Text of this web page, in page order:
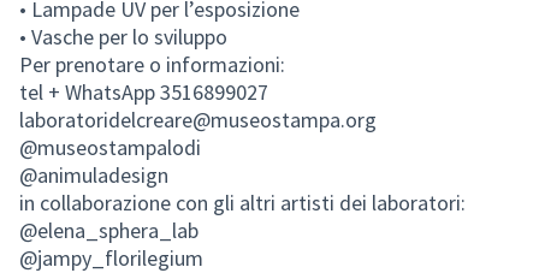
• Lampade UV per l’esposizione
• Vasche per lo sviluppo
Per prenotare o informazioni:
tel + WhatsApp 3516899027
laboratoridelcreare@museostampa.org
@museostampalodi
@animuladesign
in collaborazione con gli altri artisti dei laboratori:
@elena_sphera_lab
@jampy_florilegium